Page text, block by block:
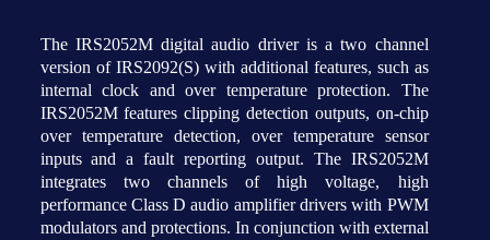
The IRS2052M digital audio driver is a two channel
version of IRS2092(S) with additional features, such as
internal clock and over temperature protection. The
IRS2052M features clipping detection outputs, on-chip
over temperature detection, over temperature sensor
inputs and a fault reporting output. The IRS2052M
integrates two channels of high voltage, high
performance Class D audio amplifier drivers with PWM
modulators and protections. In conjunction with external